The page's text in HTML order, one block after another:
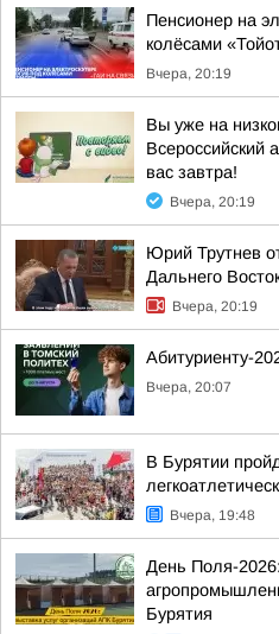
Пенсионер на
колёсами
Вчера, 20:19
Вы уже на
Всероссийский
вас завтра!
Вчера, 20:19
Юрий Трутнев
Дальнего
Вчера, 20:19
Абитуриенту-
Вчера, 20:07
В Бурятии
Вчера, 19:48
День Поля-2026:
Бурятия